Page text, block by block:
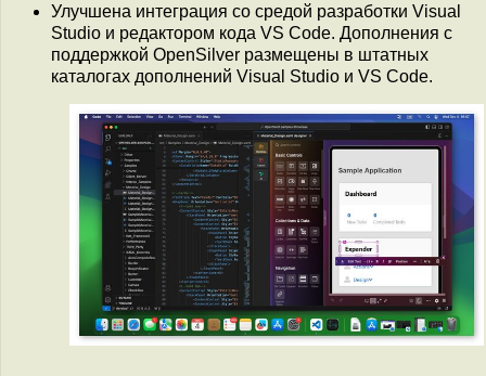
Улучшена интеграция со средой разработки Visual
Studio и редактором кода VS Code. Дополнения c
поддержкой OpenSilver размещены в штатных
каталогах дополнений Visual Studio и VS Code.